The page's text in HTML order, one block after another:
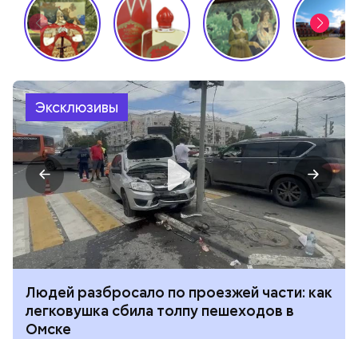
Эксклюзивы
Людей разбросало по проезжей части: как
легковушка сбила толпу пешеходов в
Омске